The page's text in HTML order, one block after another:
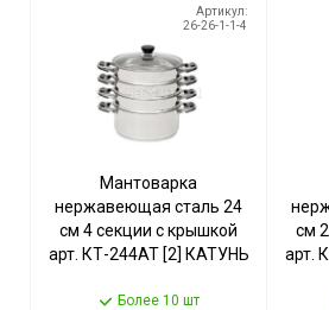
Артикул:
26-26-1-1-4
Мантоварка
нержавеющая сталь 24
см 4 секции с крышкой
арт. КТ-244АТ [2] КАТУНЬ
Более 10 шт
см
арт.